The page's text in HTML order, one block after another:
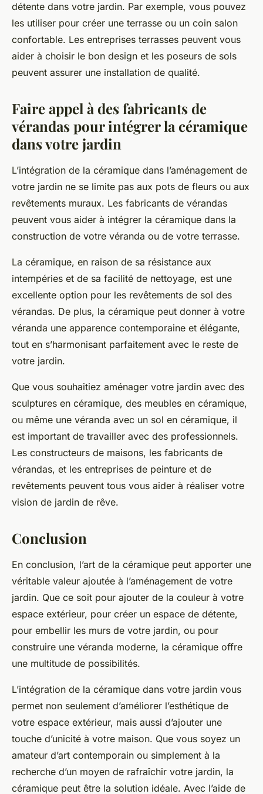
détente dans votre jardin. Par exemple, vous pouvez
les utiliser pour créer une terrasse ou un coin salon
confortable. Les entreprises terrasses peuvent vous
aider à choisir le bon design et les poseurs de sols
peuvent assurer une installation de qualité.
Faire appel à des fabricants de
vérandas pour intégrer la céramique
dans votre jardin
L’intégration de la céramique dans l’aménagement de
votre jardin ne se limite pas aux pots de fleurs ou aux
revêtements muraux. Les fabricants de vérandas
peuvent vous aider à intégrer la céramique dans la
construction de votre véranda ou de votre terrasse.
La céramique, en raison de sa résistance aux
intempéries et de sa facilité de nettoyage, est une
excellente option pour les revêtements de sol des
vérandas. De plus, la céramique peut donner à votre
véranda une apparence contemporaine et élégante,
tout en s’harmonisant parfaitement avec le reste de
votre jardin.
Que vous souhaitiez aménager votre jardin avec des
sculptures en céramique, des meubles en céramique,
ou même une véranda avec un sol en céramique, il
est important de travailler avec des professionnels.
Les constructeurs de maisons, les fabricants de
vérandas, et les entreprises de peinture et de
revêtements peuvent tous vous aider à réaliser votre
vision de jardin de rêve.
Conclusion
En conclusion, l’art de la céramique peut apporter une
véritable valeur ajoutée à l’aménagement de votre
jardin. Que ce soit pour ajouter de la couleur à votre
espace extérieur, pour créer un espace de détente,
pour embellir les murs de votre jardin, ou pour
construire une véranda moderne, la céramique offre
une multitude de possibilités.
L’intégration de la céramique dans votre jardin vous
permet non seulement d’améliorer l’esthétique de
votre espace extérieur, mais aussi d’ajouter une
touche d’unicité à votre maison. Que vous soyez un
amateur d’art contemporain ou simplement à la
recherche d’un moyen de rafraîchir votre jardin, la
céramique peut être la solution idéale. Avec l’aide de